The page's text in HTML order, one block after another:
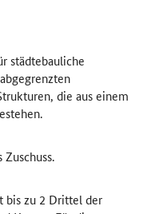
städtebauliche
die aus einem
bis zu 2 Drittel der